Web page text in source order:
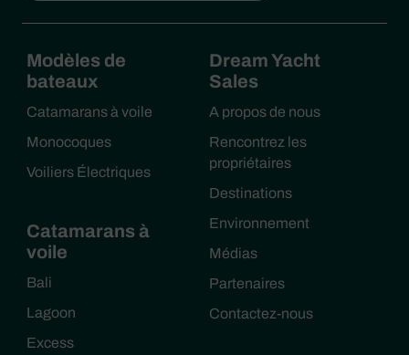
Modèles de
bateaux
Catamarans à voile
Monocoques
Voiliers Électriques
Catamarans à
voile
Bali
Lagoon
Excess
Dream Yacht
Sales
A propos de nous
Rencontrez les
propriétaires
Destinations
Environnement
Médias
Partenaires
Contactez-nous